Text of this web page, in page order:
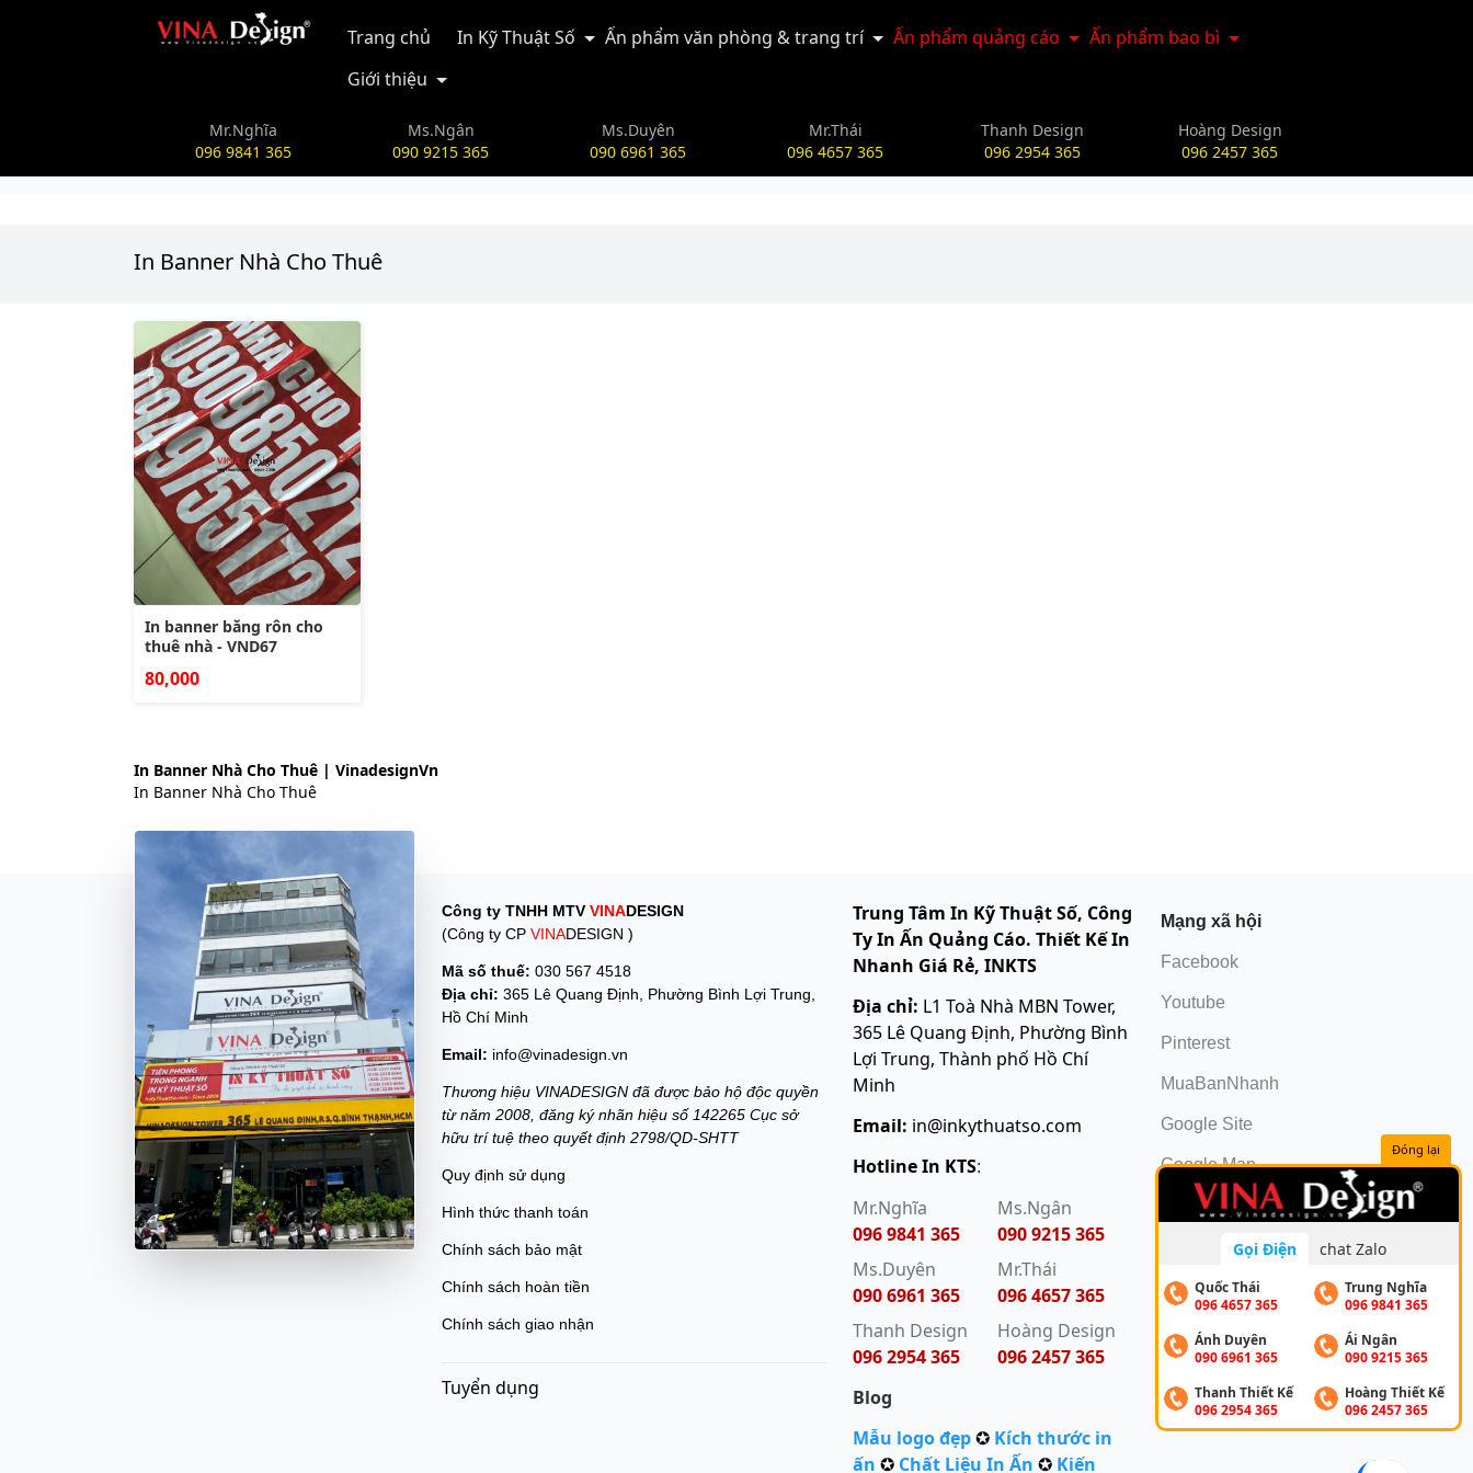
vinadesign.vn
Trang chủ In Kỹ Thuật Số Ấn phẩm văn phòng & trang trí Ấn phẩm quảng cáo
Ấn phẩm bao bì
Giới thiệu
Mr.Nghĩa
096 9841 365
Ms.Ngân
090 9215 365
Ms.Duyên
090 6961 365
Mr.Thái
096 4657 365
Thanh Design
096 2954 365
Hoàng Design
096 2457 365
In Banner Nhà Cho Thuê
In banner băng rôn cho
thuê nhà - VND67
80,000
In Banner Nhà Cho Thuê | VinadesignVn
In Banner Nhà Cho Thuê
Công ty TNHH MTV VINADESIGN
(Công ty CP VINADESIGN )
Mã số thuế: 030 567 4518
Địa chỉ: 365 Lê Quang Định, Phường Bình Lợi Trung,
Hồ Chí Minh
Email: info@vinadesign.vn
Thương hiệu VINADESIGN đã được bảo hộ độc quyền
từ năm 2008, đăng ký nhãn hiệu số 142265 Cục sở
hữu trí tuệ theo quyết định 2798/QD-SHTT
Quy định sử dụng
Hình thức thanh toán
Chính sách bảo mật
Chính sách hoàn tiền
Chính sách giao nhận
Tuyển dụng
Trung Tâm In Kỹ Thuật Số, Công
Ty In Ấn Quảng Cáo. Thiết Kế In
Nhanh Giá Rẻ, INKTS
Địa chỉ: L1 Toà Nhà MBN Tower,
365 Lê Quang Định, Phường Bình
Lợi Trung, Thành phố Hồ Chí
Minh
Email: in@inkythuatso.com
Hotline In KTS:
Mr.Nghĩa
096 9841 365
Ms.Ngân
090 9215 365
Ms.Duyên
090 6961 365
Mr.Thái
096 4657 365
Thanh Design
096 2954 365
Hoàng Design
096 2457 365
Blog
Mẫu logo đẹp✪ Kích thước in
ấn ✪ Chất Liệu In Ấn ✪ Kiến
Mạng xã hội
Facebook
Youtube
Pinterest
MuaBanNhanh
Google Site
Google Map
Đóng lại
Gọi Điện chat Zalo
Quốc Thái
096 4657 365
Trung Nghĩa
096 9841 365
Ánh Duyên
090 6961 365
Ái Ngân
090 9215 365
Thanh Thiết Kế
096 2954 365
Hoàng Thiết Kế
096 2457 365